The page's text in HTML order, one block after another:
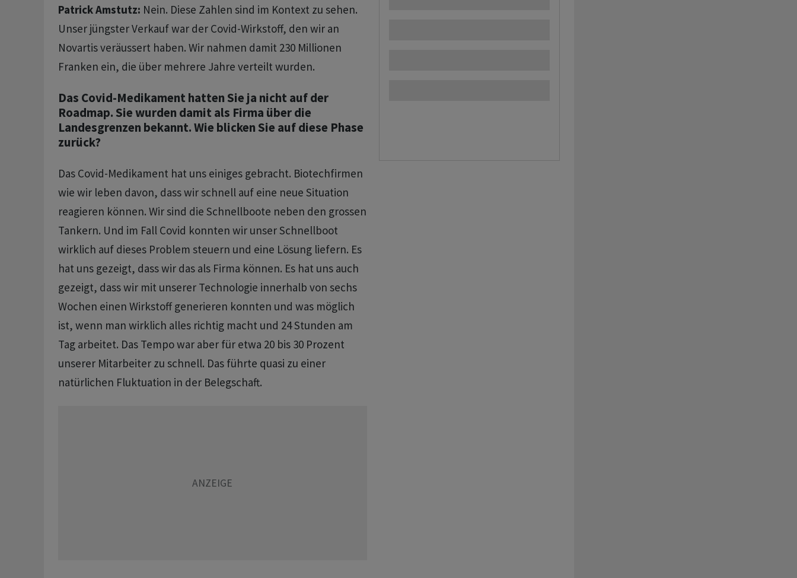
Patrick Amstutz: Nein. Diese Zahlen sind im Kontext zu sehen.
Unser jüngster Verkauf war der Covid-Wirkstoff, den wir an
Novartis veräussert haben. Wir nahmen damit 230 Millionen
Franken ein, die über mehrere Jahre verteilt wurden.
Das Covid-Medikament hatten Sie ja nicht auf der
Roadmap. Sie wurden damit als Firma über die
Landesgrenzen bekannt. Wie blicken Sie auf diese Phase
zurück?
Das Covid-Medikament hat uns einiges gebracht. Biotechfirmen
wie wir leben davon, dass wir schnell auf eine neue Situation
reagieren können. Wir sind die Schnellboote neben den grossen
Tankern. Und im Fall Covid konnten wir unser Schnellboot
wirklich auf dieses Problem steuern und eine Lösung liefern. Es
hat uns gezeigt, dass wir das als Firma können. Es hat uns auch
gezeigt, dass wir mit unserer Technologie innerhalb von sechs
Wochen einen Wirkstoff generieren konnten und was möglich
ist, wenn man wirklich alles richtig macht und 24 Stunden am
Tag arbeitet. Das Tempo war aber für etwa 20 bis 30 Prozent
unserer Mitarbeiter zu schnell. Das führte quasi zu einer
natürlichen Fluktuation in der Belegschaft.